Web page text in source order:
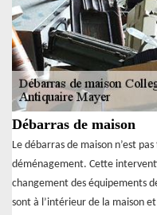
Débarras de maison
Le débarras de maison n’est
déménagement. Cette
changement des équipements
sont à l’intérieur de la maison